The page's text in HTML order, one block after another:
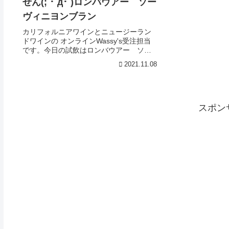
せん(; ･`д･´)ロンバウアー ソー
ヴィニヨンブラン
カリフォルニアワインとニュージーラン
ドワインの オンラインWassy's受注担当
です。今日の試飲はロンバウアー ソー
ヴィニヨンブラン多くの造り手が市場ト
レンドに合わせ変化してゆく中、ロンバ
2021.11.08
スポン